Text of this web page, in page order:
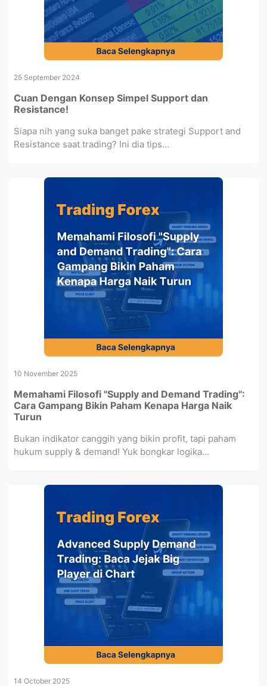
25 September 2024
Cuan Dengan Konsep Simpel Support dan
Resistance!
Siapa nih yang suka banget pake strategi Support and
Resistance saat trading? Ini dia tips...
10 November 2025
Memahami Filosofi "Supply and Demand Trading":
Cara Gampang Bikin Paham Kenapa Harga Naik
Turun
Bukan indikator canggih yang bikin profit, tapi paham
hukum supply & demand! Yuk bongkar logika...
14 October 2025